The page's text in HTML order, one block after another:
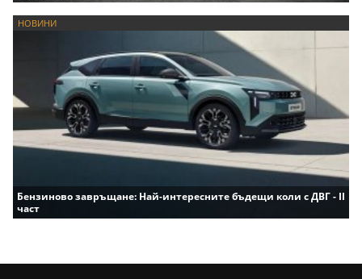
НОВИНИ
Бензиново завръщане: Най-интересните бъдещи коли с ДВГ - II
част